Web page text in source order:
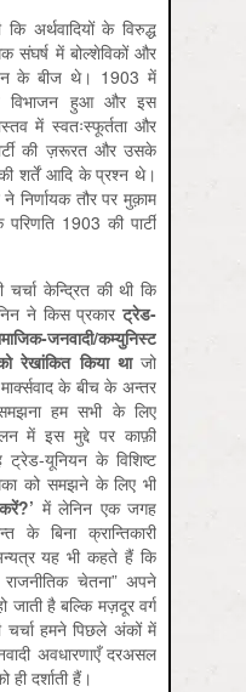
अर्थवादियों के विरुद्ध
संघर्ष में बोल्शेविकों और
के बीज थे। 1903 में
विभाजन हुआ और इस
में स्वतःस्फूर्तता और
की ज़रूरत और उसके
शर्तें आदि के प्रश्न थे।
निर्णायक तौर पर मुक़ाम
1903 की पार्टी
केन्द्रित की थी कि
ने किस प्रकारट्रेड-
जनवादी/कम्युनिस्ट
रेखांकितकिया थाजो
के बीच के अन्तर
हम सभी के लिए
में इस मुद्दे पर काफ़ी
यूनियन के विशिष्ट
को समझने के लिए भी
करें?’ में लेनिन एक जगह
के बिना क्रान्तिकारी
यह भी कहते हैं कि
राजनीतिक चेतना” अपने
जाती है बल्कि मज़दूर वर्ग
हमने पिछले अंकों में
अवधारणाएँ दरअसल
ही दर्शाती हैं।